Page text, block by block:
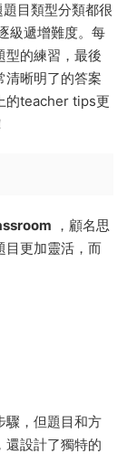
目類型分類都很
級遞增難度。每
型的練習，最後
清晰明了的答案
的teacher tips更
，顧名思
目更加靈活，而
驟，但題目和方
還設計了獨特的